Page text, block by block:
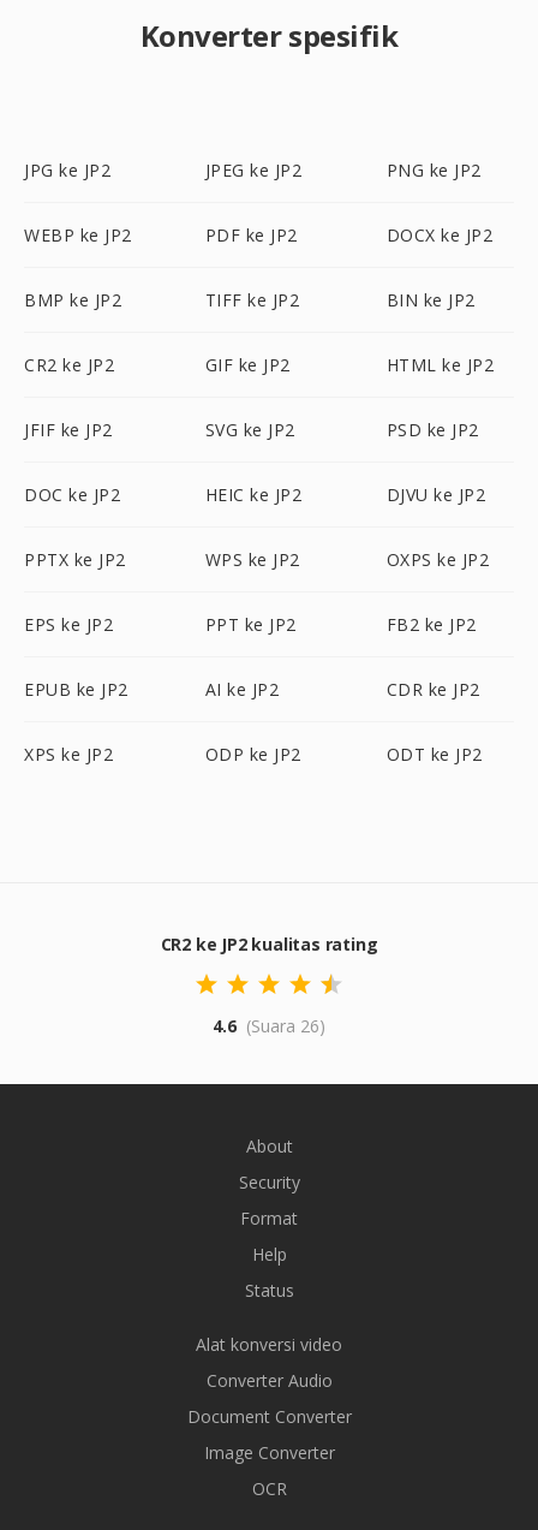
Konverter spesifik
JPG ke JP2 JPEG ke JP2 PNG ke JP2
WEBP ke JP2 PDF ke JP2 DOCX ke JP2
BMP ke JP2 TIFF ke JP2 BIN ke JP2
CR2 ke JP2 GIF ke JP2 HTML ke JP2
JFIF ke JP2 SVG ke JP2 PSD ke JP2
DOC ke JP2 HEIC ke JP2 DJVU ke JP2
PPTX ke JP2 WPS ke JP2 OXPS ke JP2
EPS ke JP2 PPT ke JP2 FB2 ke JP2
EPUB ke JP2 AI ke JP2 CDR ke JP2
XPS ke JP2 ODP ke JP2 ODT ke JP2
CR2 ke JP2 kualitas rating
4.6 (Suara 26)
About
Security
Format
Help
Status
Alat konversi video
Converter Audio
Document Converter
Image Converter
OCR